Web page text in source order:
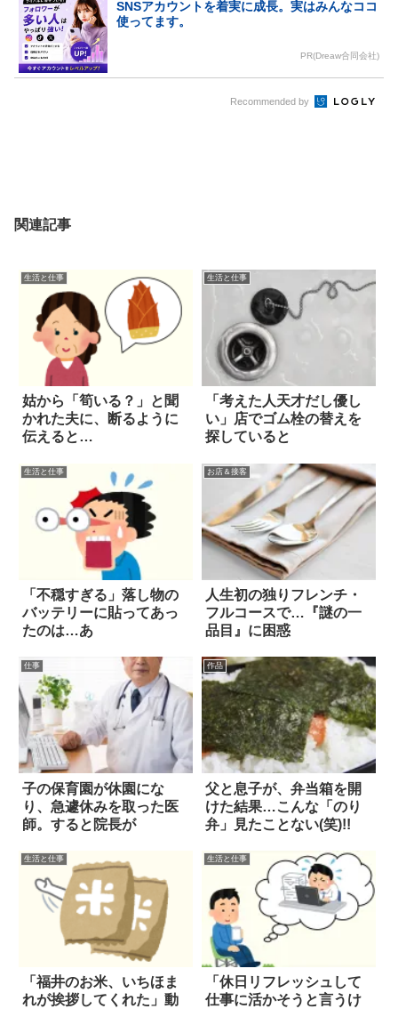
SNSアカウントを着実に成長。実はみんなココ
使ってます。
PR(Dreaw合同会社)
Recommended by
関連記事
生活と仕事
姑から「筍いる？」と聞
かれた夫に、断るように
伝えると…
生活と仕事
「考えた人天才だし優し
い」店でゴム栓の替えを
探していると
生活と仕事
「不穏すぎる」落し物の
バッテリーに貼ってあっ
たのは…あ
お店＆接客
人生初の独りフレンチ・
フルコースで…『謎の一
品目』に困惑
仕事
子の保育園が休園にな
り、急遽休みを取った医
師。すると院長が
作品
父と息子が、弁当箱を開
けた結果…こんな「のり
弁」見たことない(笑)!!
生活と仕事
「福井のお米、いちほま
れが挨拶してくれた」動
生活と仕事
「休日リフレッシュして
仕事に活かそうと言うけ